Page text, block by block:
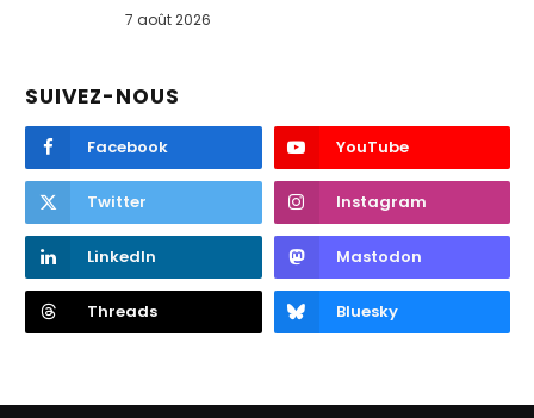
7 août 2026
SUIVEZ-NOUS
Facebook YouTube
Twitter Instagram
LinkedIn Mastodon
Threads Bluesky